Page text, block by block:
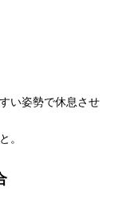
い姿勢で休息させ
。